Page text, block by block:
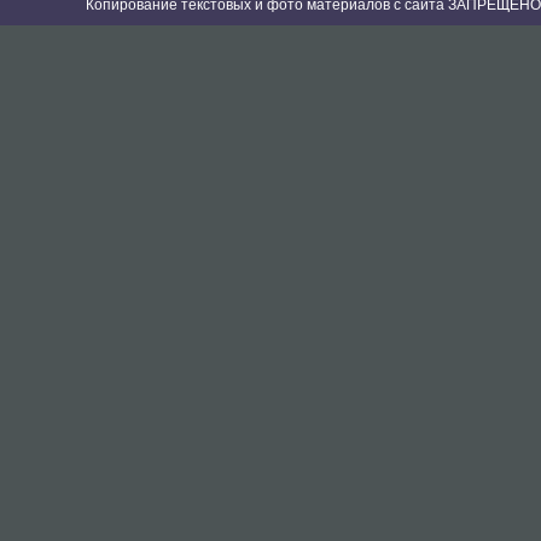
Копирование текстовых и фото материалов с сайта